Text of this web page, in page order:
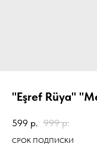
"Eşref Rüya"
599 р. 999 р.
СРОК ПОДПИСКИ